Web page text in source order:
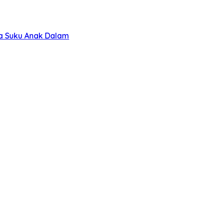
Anak Dalam